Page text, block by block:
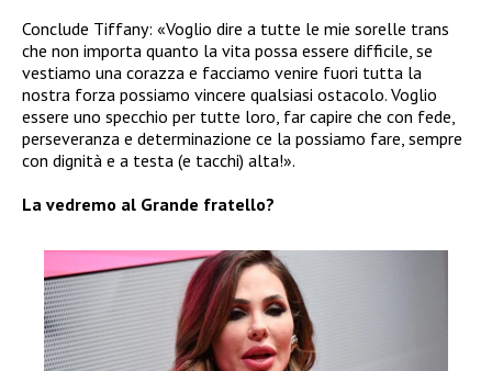
Conclude Tiffany: «Voglio dire a tutte le mie sorelle trans
che non importa quanto la vita possa essere difficile, se
vestiamo una corazza e facciamo venire fuori tutta la
nostra forza possiamo vincere qualsiasi ostacolo. Voglio
essere uno specchio per tutte loro, far capire che con fede,
perseveranza e determinazione ce la possiamo fare, sempre
con dignità e a testa (e tacchi) alta!».
La vedremo al Grande fratello?